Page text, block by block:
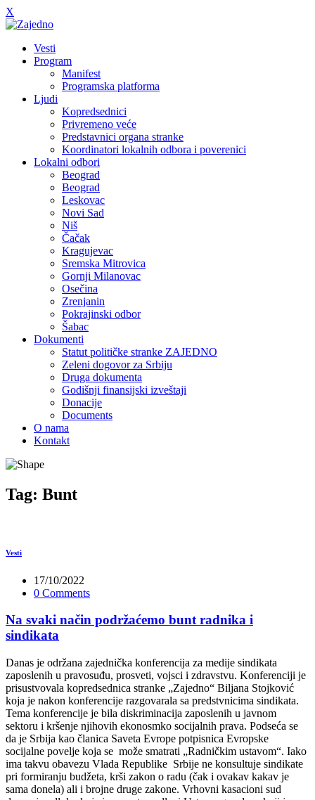
X
Vesti
Program
Manifest
Programska platforma
Ljudi
Kopredsednici
Privremeno veće
Predstavnici organa stranke
Koordinatori lokalnih odbora i poverenici
Lokalni odbori
Beograd
Beograd
Leskovac
Novi Sad
Niš
Čačak
Kragujevac
Sremska Mitrovica
Gornji Milanovac
Osečina
Zrenjanin
Pokrajinski odbor
Šabac
Dokumenti
Statut političke stranke ZAJEDNO
Zeleni dogovor za Srbiju
Druga dokumenta
Godišnji finansijski izveštaji
Donacije
Documents
O nama
Kontakt
Tag: Bunt
Vesti
17/10/2022
0 Comments
Na svaki način podržaćemo bunt radnika i
sindikata
Danas je održana zajednička konferencija za medije sindikata
zaposlenih u pravosuđu, prosveti, vojsci i zdravstvu. Konferenciji je
prisustvovala kopredsednica stranke „Zajedno“ Biljana Stojković
koja je nakon konferencije razgovarala sa predstvnicima sindikata.
Tema konferencije je bila diskriminacija zaposlenih u javnom
sektoru i kršenje njihovih ekonosmko socijalnih prava. Podseća se
da je Srbija kao članica Saveta Evrope potpisnica Evropske
socijalne povelje koja se može smatrati „Radničkim ustavom“. Iako
ima takvu obavezu Vlada Republike Srbije ne konsultuje sindikate
pri formiranju budžeta, krši zakon o radu (čak i ovakav kakav je
sama donela) ali i brojne druge zakone. Vrhovni kasacioni sud